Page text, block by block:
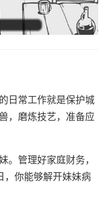
日常工作就是保护城
，磨炼技艺，准备应
。管理好家庭财务，
你能够解开妹妹病